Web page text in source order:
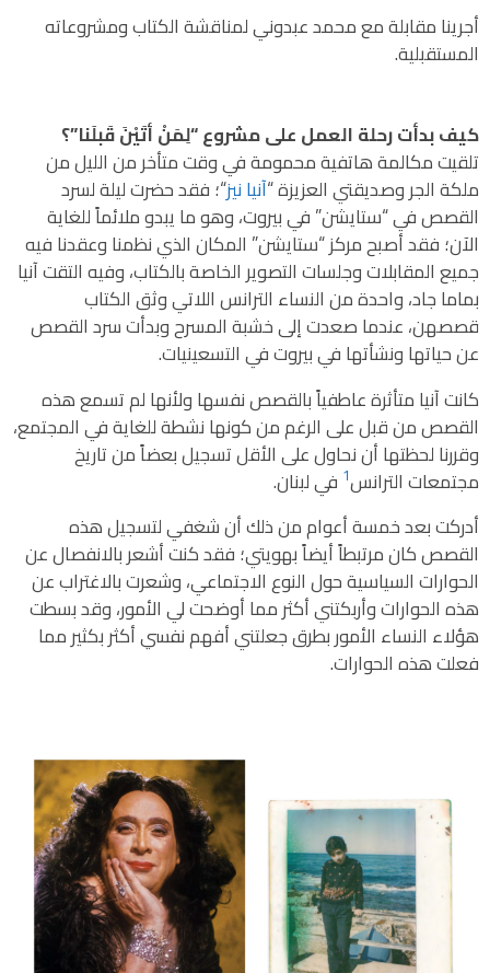
أجرينا مقابلة مع محمد عبدوني لمناقشة الكتاب ومشروعاته
المستقبلية.
كيف بدأت رحلة العمل على مشروع “لِمَنْ أتَيْنَ قَبلَنا”؟
تلقيت مكالمة هاتفية محمومة في وقت متأخر من الليل من
ملكة الجر وصديقتي العزيزة “آنيا نيز“؛ فقد حضرت ليلة لسرد
القصص في “ستايشن” في بيروت، وهو ما يبدو ملائماً للغاية
الآن؛ فقد أصبح مركز “ستايشن” المكان الذي نظمنا وعقدنا فيه
جميع المقابلات وجلسات التصوير الخاصة بالكتاب، وفيه التقت آنيا
بماما جاد، واحدة من النساء الترانس اللاتي وثق الكتاب
قصصهن، عندما صعدت إلى خشبة المسرح وبدأت سرد القصص
عن حياتها ونشأتها في بيروت في التسعينيات.
كانت آنيا متأثرة عاطفياً بالقصص نفسها ولأنها لم تسمع هذه
القصص من قبل على الرغم من كونها نشطة للغاية في المجتمع،
وقررنا لحظتها أن نحاول على الأقل تسجيل بعضاً من تاريخ
مجتمعات الترانس1 في لبنان.
أدركت بعد خمسة أعوام من ذلك أن شغفي لتسجيل هذه
القصص كان مرتبطاً أيضاً بهويتي؛ فقد كنت أشعر بالانفصال عن
الحوارات السياسية حول النوع الاجتماعي، وشعرت بالاغتراب عن
هذه الحوارات وأربكتني أكثر مما أوضحت لي الأمور، وقد بسطت
هؤلاء النساء الأمور بطرق جعلتني أفهم نفسي أكثر بكثير مما
فعلت هذه الحوارات.